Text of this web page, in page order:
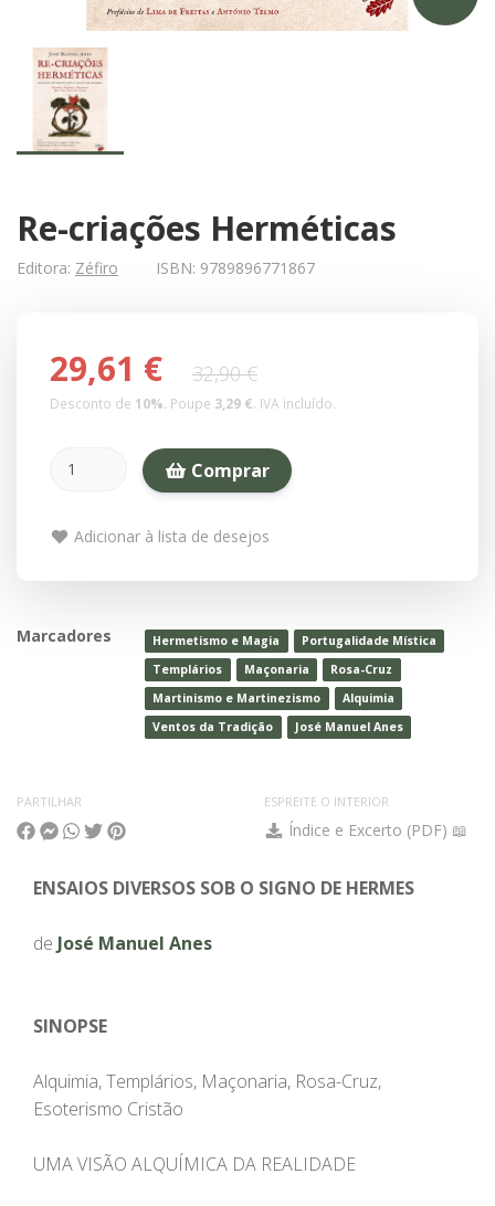
Re-criações Herméticas
Editora: Zéfiro ISBN: 9789896771867
29,61 € 32,90 €
Desconto de 10%. Poupe 3,29 €. IVA incluído.
Comprar
Adicionar à lista de desejos
Marcadores Hermetismo e Magia
Portugalidade Mística
Templários
Maçonaria
Rosa-Cruz
Martinismo e Martinezismo
Alquimia
Ventos da Tradição
José Manuel Anes
PARTILHAR ESPREITE O INTERIOR
Índice e Excerto (PDF) 📖
ENSAIOS DIVERSOS SOB O SIGNO DE HERMES
de José Manuel Anes
SINOPSE
Alquimia, Templários, Maçonaria, Rosa-Cruz,
Esoterismo Cristão
UMA VISÃO ALQUÍMICA DA REALIDADE